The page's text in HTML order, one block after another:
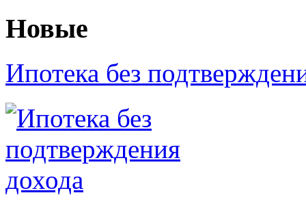
Новые
Ипотека без